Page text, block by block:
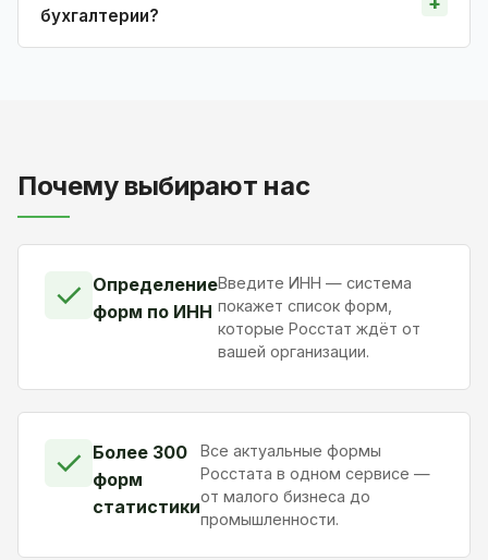
бухгалтерии?
Почему выбирают нас
✓ Определение
форм по ИНН
Введите ИНН — система
покажет список форм,
которые Росстат ждёт от
вашей организации.
✓ Более 300
форм
статистики
Все актуальные формы
Росстата в одном сервисе —
от малого бизнеса до
промышленности.